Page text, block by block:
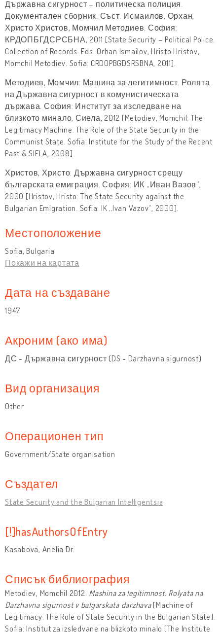
Държавна сигурност – политическа полиция.
Документален сборник. Съст. Исмаилов, Орхан,
Христо Христов, Момчил Методиев. София:
КРДОПБГДСРСБНА, 2011 [State Security – Political Police.
Collection of Records. Eds. Orhan Ismailov, Hristo Hristov,
Momchil Metodiev. Sofia: CRDOPBGDSRSBNA, 2011].
Методиев, Момчил: Машина за легитимност. Ролята
на Държавна сигурност в комунистическата
държава. София: Институт за изследване на
близкото минало, Сиела, 2012 [Metodiev, Momchil: The
Legitimacy Machine. The Role of the State Security in the
Communist State. Sofia: Institute for the Study of the Recent
Past & SIELA, 2008].
Христов, Христо: Държавна сигурност срещу
българската емиграция. София: ИК „Иван Вазов“,
2000 [Hristov, Hristo: The State Security against the
Bulgarian Emigration. Sofia: IK „Ivan Vazov“, 2000].
Местоположение
Sofia, Bulgaria
Покажи на картата
Дата на създаване
1947
Акроним (ако има)
ДС - Държавна сигурност (DS - Darzhavna sigurnost)
Вид организация
Other
Операционен тип
Government/State organisation
Създател
State Security and the Bulgarian Intelligentsia
[!]hasAuthorsOfEntry
Kasabova, Anelia Dr.
Списък библиография
Metodiev, Momchil 2012. Mashina za legitimnost. Rolyata na
Darzhavna sigurnost v balgarskata darzhava [Machine of
Legitimacy. The Role of State Security in the Bulgarian State].
Sofia: Institut za izsledvane na blizkoto minalo [The Institute